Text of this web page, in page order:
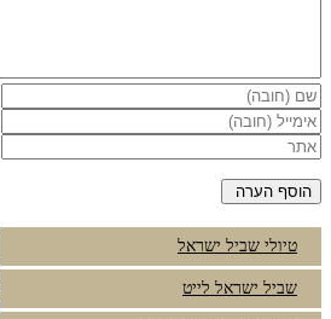
טיולי שביל ישראל
שביל ישראל לייט